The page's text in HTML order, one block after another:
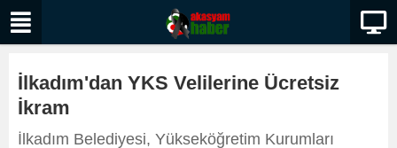
İlkadım'dan YKS Velilerine Ücretsiz
İkram
İlkadım Belediyesi, Yükseköğretim Kurumları